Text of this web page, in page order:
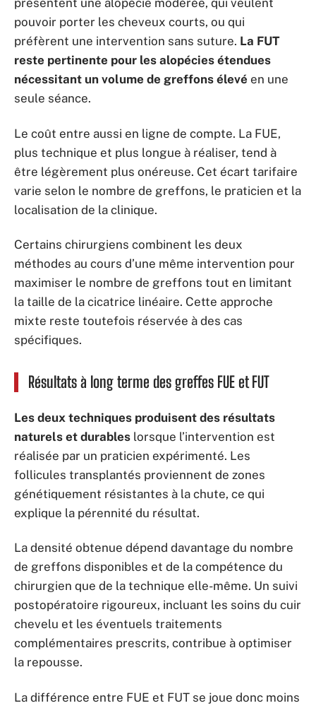
présentent une alopécie modérée, qui veulent
pouvoir porter les cheveux courts, ou qui
préfèrent une intervention sans suture. La FUT
reste pertinente pour les alopécies étendues
nécessitant un volume de greffons élevé en une
seule séance.
Le coût entre aussi en ligne de compte. La FUE,
plus technique et plus longue à réaliser, tend à
être légèrement plus onéreuse. Cet écart tarifaire
varie selon le nombre de greffons, le praticien et la
localisation de la clinique.
Certains chirurgiens combinent les deux
méthodes au cours d’une même intervention pour
maximiser le nombre de greffons tout en limitant
la taille de la cicatrice linéaire. Cette approche
mixte reste toutefois réservée à des cas
spécifiques.
Résultats à long terme des greffes FUE et FUT
Les deux techniques produisent des résultats
naturels et durables lorsque l’intervention est
réalisée par un praticien expérimenté. Les
follicules transplantés proviennent de zones
génétiquement résistantes à la chute, ce qui
explique la pérennité du résultat.
La densité obtenue dépend davantage du nombre
de greffons disponibles et de la compétence du
chirurgien que de la technique elle-même. Un suivi
postopératoire rigoureux, incluant les soins du cuir
chevelu et les éventuels traitements
complémentaires prescrits, contribue à optimiser
la repousse.
La différence entre FUE et FUT se joue donc moins